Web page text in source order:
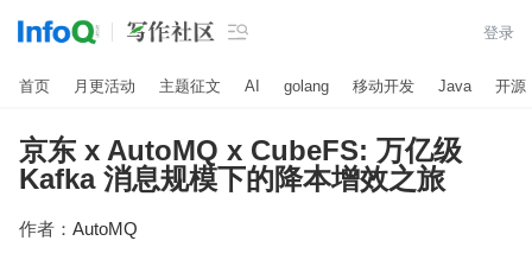
 登录
首页 月更活动 主题征文 AI golang 移动开发 Java 开源
京东 x AutoMQ x CubeFS: 万亿级
Kafka 消息规模下的降本增效之旅
作者： AutoMQ